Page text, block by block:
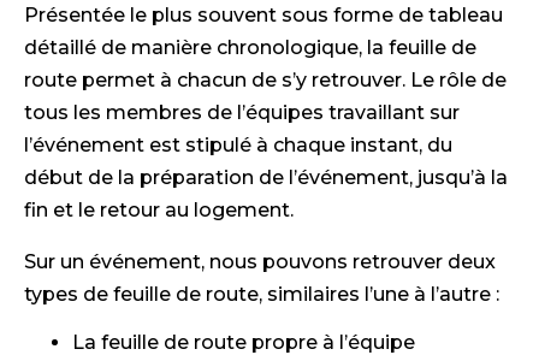
Présentée le plus souvent sous forme de tableau
détaillé de manière chronologique, la feuille de
route permet à chacun de s’y retrouver. Le rôle de
tous les membres de l’équipes travaillant sur
l’événement est stipulé à chaque instant, du
début de la préparation de l’événement, jusqu’à la
fin et le retour au logement.
Sur un événement, nous pouvons retrouver deux
types de feuille de route, similaires l’une à l’autre :
La feuille de route propre à l’équipe